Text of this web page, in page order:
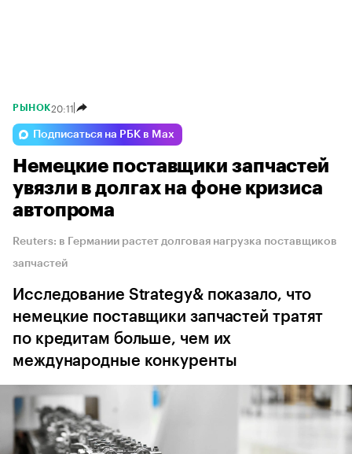
РЫНОК20:11
Подписаться на РБК в Max
Немецкие поставщики запчастей
увязли в долгах на фоне кризиса
автопрома
Reuters: в Германии растет долговая нагрузка поставщиков
запчастей
Исследование Strategy& показало, что
немецкие поставщики запчастей тратят
по кредитам больше, чем их
международные конкуренты